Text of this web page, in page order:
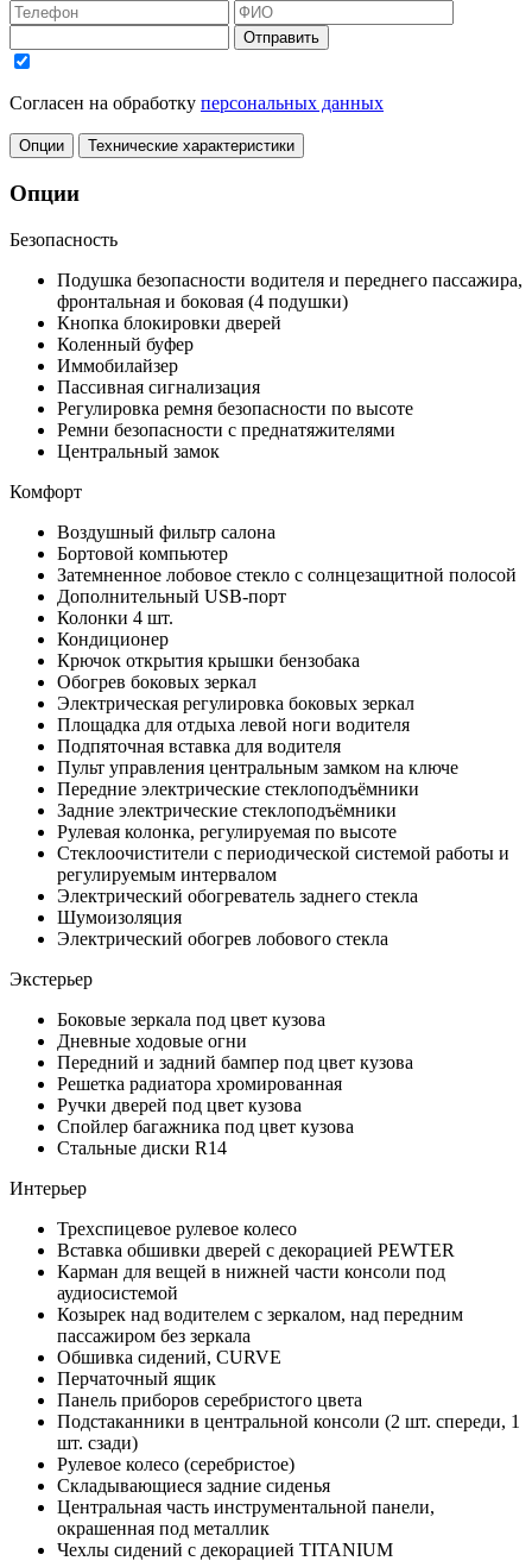
Отправить
Согласен на обработку персональных данных
Опции Технические характеристики
Опции
Безопасность
Подушка безопасности водителя и переднего пассажира,
фронтальная и боковая (4 подушки)
Кнопка блокировки дверей
Коленный буфер
Иммобилайзер
Пассивная сигнализация
Регулировка ремня безопасности по высоте
Ремни безопасности с преднатяжителями
Центральный замок
Комфорт
Воздушный фильтр салона
Бортовой компьютер
Затемненное лобовое стекло с солнцезащитной полосой
Дополнительный USB-порт
Колонки 4 шт.
Кондиционер
Крючок открытия крышки бензобака
Обогрев боковых зеркал
Электрическая регулировка боковых зеркал
Площадка для отдыха левой ноги водителя
Подпяточная вставка для водителя
Пульт управления центральным замком на ключе
Передние электрические стеклоподъёмники
Задние электрические стеклоподъёмники
Рулевая колонка, регулируемая по высоте
Стеклоочистители с периодической системой работы и
регулируемым интервалом
Электрический обогреватель заднего стекла
Шумоизоляция
Электрический обогрев лобового стекла
Экстерьер
Боковые зеркала под цвет кузова
Дневные ходовые огни
Передний и задний бампер под цвет кузова
Решетка радиатора хромированная
Ручки дверей под цвет кузова
Спойлер багажника под цвет кузова
Стальные диски R14
Интерьер
Трехспицевое рулевое колесо
Вставка обшивки дверей с декорацией PEWTER
Карман для вещей в нижней части консоли под
аудиосистемой
Козырек над водителем с зеркалом, над передним
пассажиром без зеркала
Обшивка сидений, CURVE
Перчаточный ящик
Панель приборов серебристого цвета
Подстаканники в центральной консоли (2 шт. спереди, 1
шт. сзади)
Рулевое колесо (серебристое)
Складывающиеся задние сиденья
Центральная часть инструментальной панели,
окрашенная под металлик
Чехлы сидений с декорацией TITANIUM